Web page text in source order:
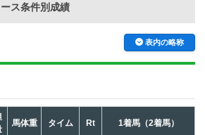
ース条件別成績
表内の略称
馬体重 タイム Rt 1着馬（2着馬）